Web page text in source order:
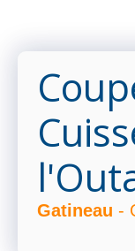
Gatineau -